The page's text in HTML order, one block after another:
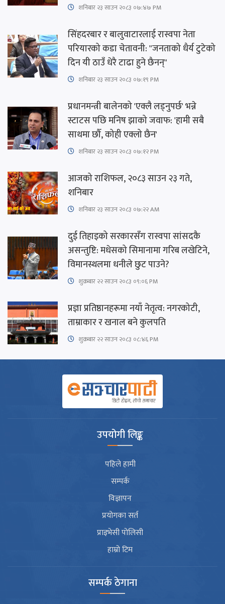
शनिबार २३ साउन २०८३ ०७:४७ PM
सिंहदरबार र बालुवाटारलाई रास्वपा नेता
परियारको कडा चेतावनी: "जनताको धैर्य टुटेको
दिन यी ठाउँ धेरै टाढा हुने छैनन्"
शनिबार २३ साउन २०८३ ०७:१९ PM
प्रधानमन्त्री बालेनको 'एक्लै लड्नुपर्छ' भन्ने
स्टाटस पछि मनिष झाको जवाफ: 'हामी सबै
साथमा छौँ, कोही एक्लो छैन'
शनिबार २३ साउन २०८३ ०७:१२ PM
आजको राशिफल, २०८३ साउन २३ गते,
शनिबार
शनिबार २३ साउन २०८३ ०७:२२ AM
दुई तिहाइको सरकारसँग रास्वपा सांसदकै
असन्तुष्टि: मधेसको सिमानामा गरिब लखेटिने,
विमानस्थलमा धनीले छुट पाउने?
शुक्रबार​ २२ साउन २०८३ ०९:०६ PM
प्रज्ञा प्रतिष्ठानहरूमा नयाँ नेतृत्व: नगरकोटी,
ताम्राकार र खनाल बने कुलपति
शुक्रबार​ २२ साउन २०८३ ०८:४६ PM
उपयोगी लिङ्क
पहिले हामी
सम्पर्क
विज्ञापन
प्रयोगका सर्त
प्राइभेसी पोलिसी
हाम्रो टिम
सम्पर्क ठेगाना